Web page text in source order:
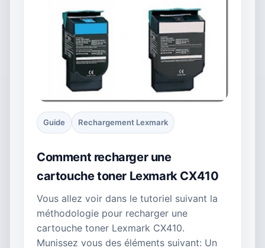
Guide Rechargement Lexmark
Comment recharger une
cartouche toner Lexmark CX410
Vous allez voir dans le tutoriel suivant la
méthodologie pour recharger une
cartouche toner Lexmark CX410.
Munissez vous des éléments suivant: Un